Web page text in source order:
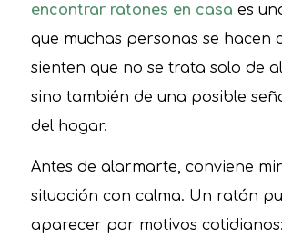
encontrar ratones en casa es
que muchas personas se hacen
sienten que no se trata solo de
sino también de una posible
del hogar.
Antes de alarmarte, conviene
situación con calma. Un ratón
aparecer por motivos